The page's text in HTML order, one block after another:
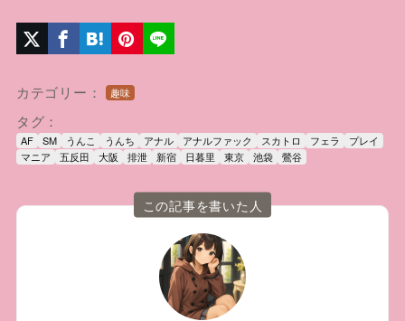
カテゴリー： 趣味
タグ：
AF SM うんこ うんち アナル アナルファック スカトロ フェラ
プレイ
マニア
五反田 大阪 排泄 新宿 日暮里 東京 池袋 鶯谷
この記事を書いた人